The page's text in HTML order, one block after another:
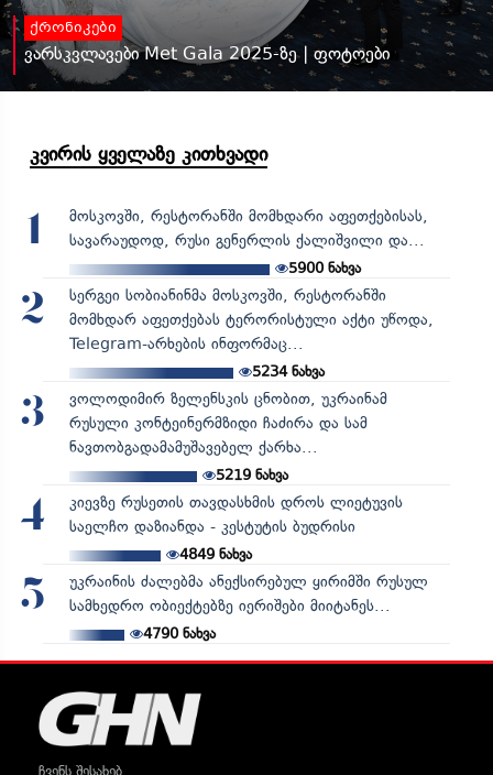
ქრონიკები
ვარსკვლავები Met Gala 2025-ზე | ფოტოები
კვირის ყველაზე კითხვადი
1
მოსკოვში, რესტორანში მომხდარი აფეთქებისას,
სავარაუდოდ, რუსი გენერლის ქალიშვილი და...
5900ნახვა
2
სერგეი სობიანინმა მოსკოვში, რესტორანში
მომხდარ აფეთქებას ტერორისტული აქტი უწოდა,
Telegram-არხების ინფორმაც...
5234ნახვა
3
ვოლოდიმირ ზელენსკის ცნობით, უკრაინამ
რუსული კონტეინერმზიდი ჩაძირა და სამ
ნავთობგადამამუშავებელ ქარხა...
5219ნახვა
4
კიევზე რუსეთის თავდასხმის დროს ლიეტუვის
საელჩო დაზიანდა - კესტუტის ბუდრისი
4849ნახვა
5
უკრაინის ძალებმა ანექსირებულ ყირიმში რუსულ
სამხედრო ობიექტებზე იერიშები მიიტანეს...
4790ნახვა
ჩვენს შესახებ